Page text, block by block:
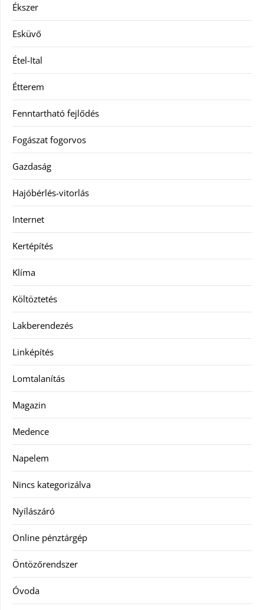
Ékszer
Esküvő
Étel-Ital
Étterem
Fenntartható fejlődés
Fogászat fogorvos
Gazdaság
Hajóbérlés-vitorlás
Internet
Kertépítés
Klíma
Költöztetés
Lakberendezés
Linképítés
Lomtalanítás
Magazin
Medence
Napelem
Nincs kategorizálva
Nyílászáró
Online pénztárgép
Öntözőrendszer
Óvoda